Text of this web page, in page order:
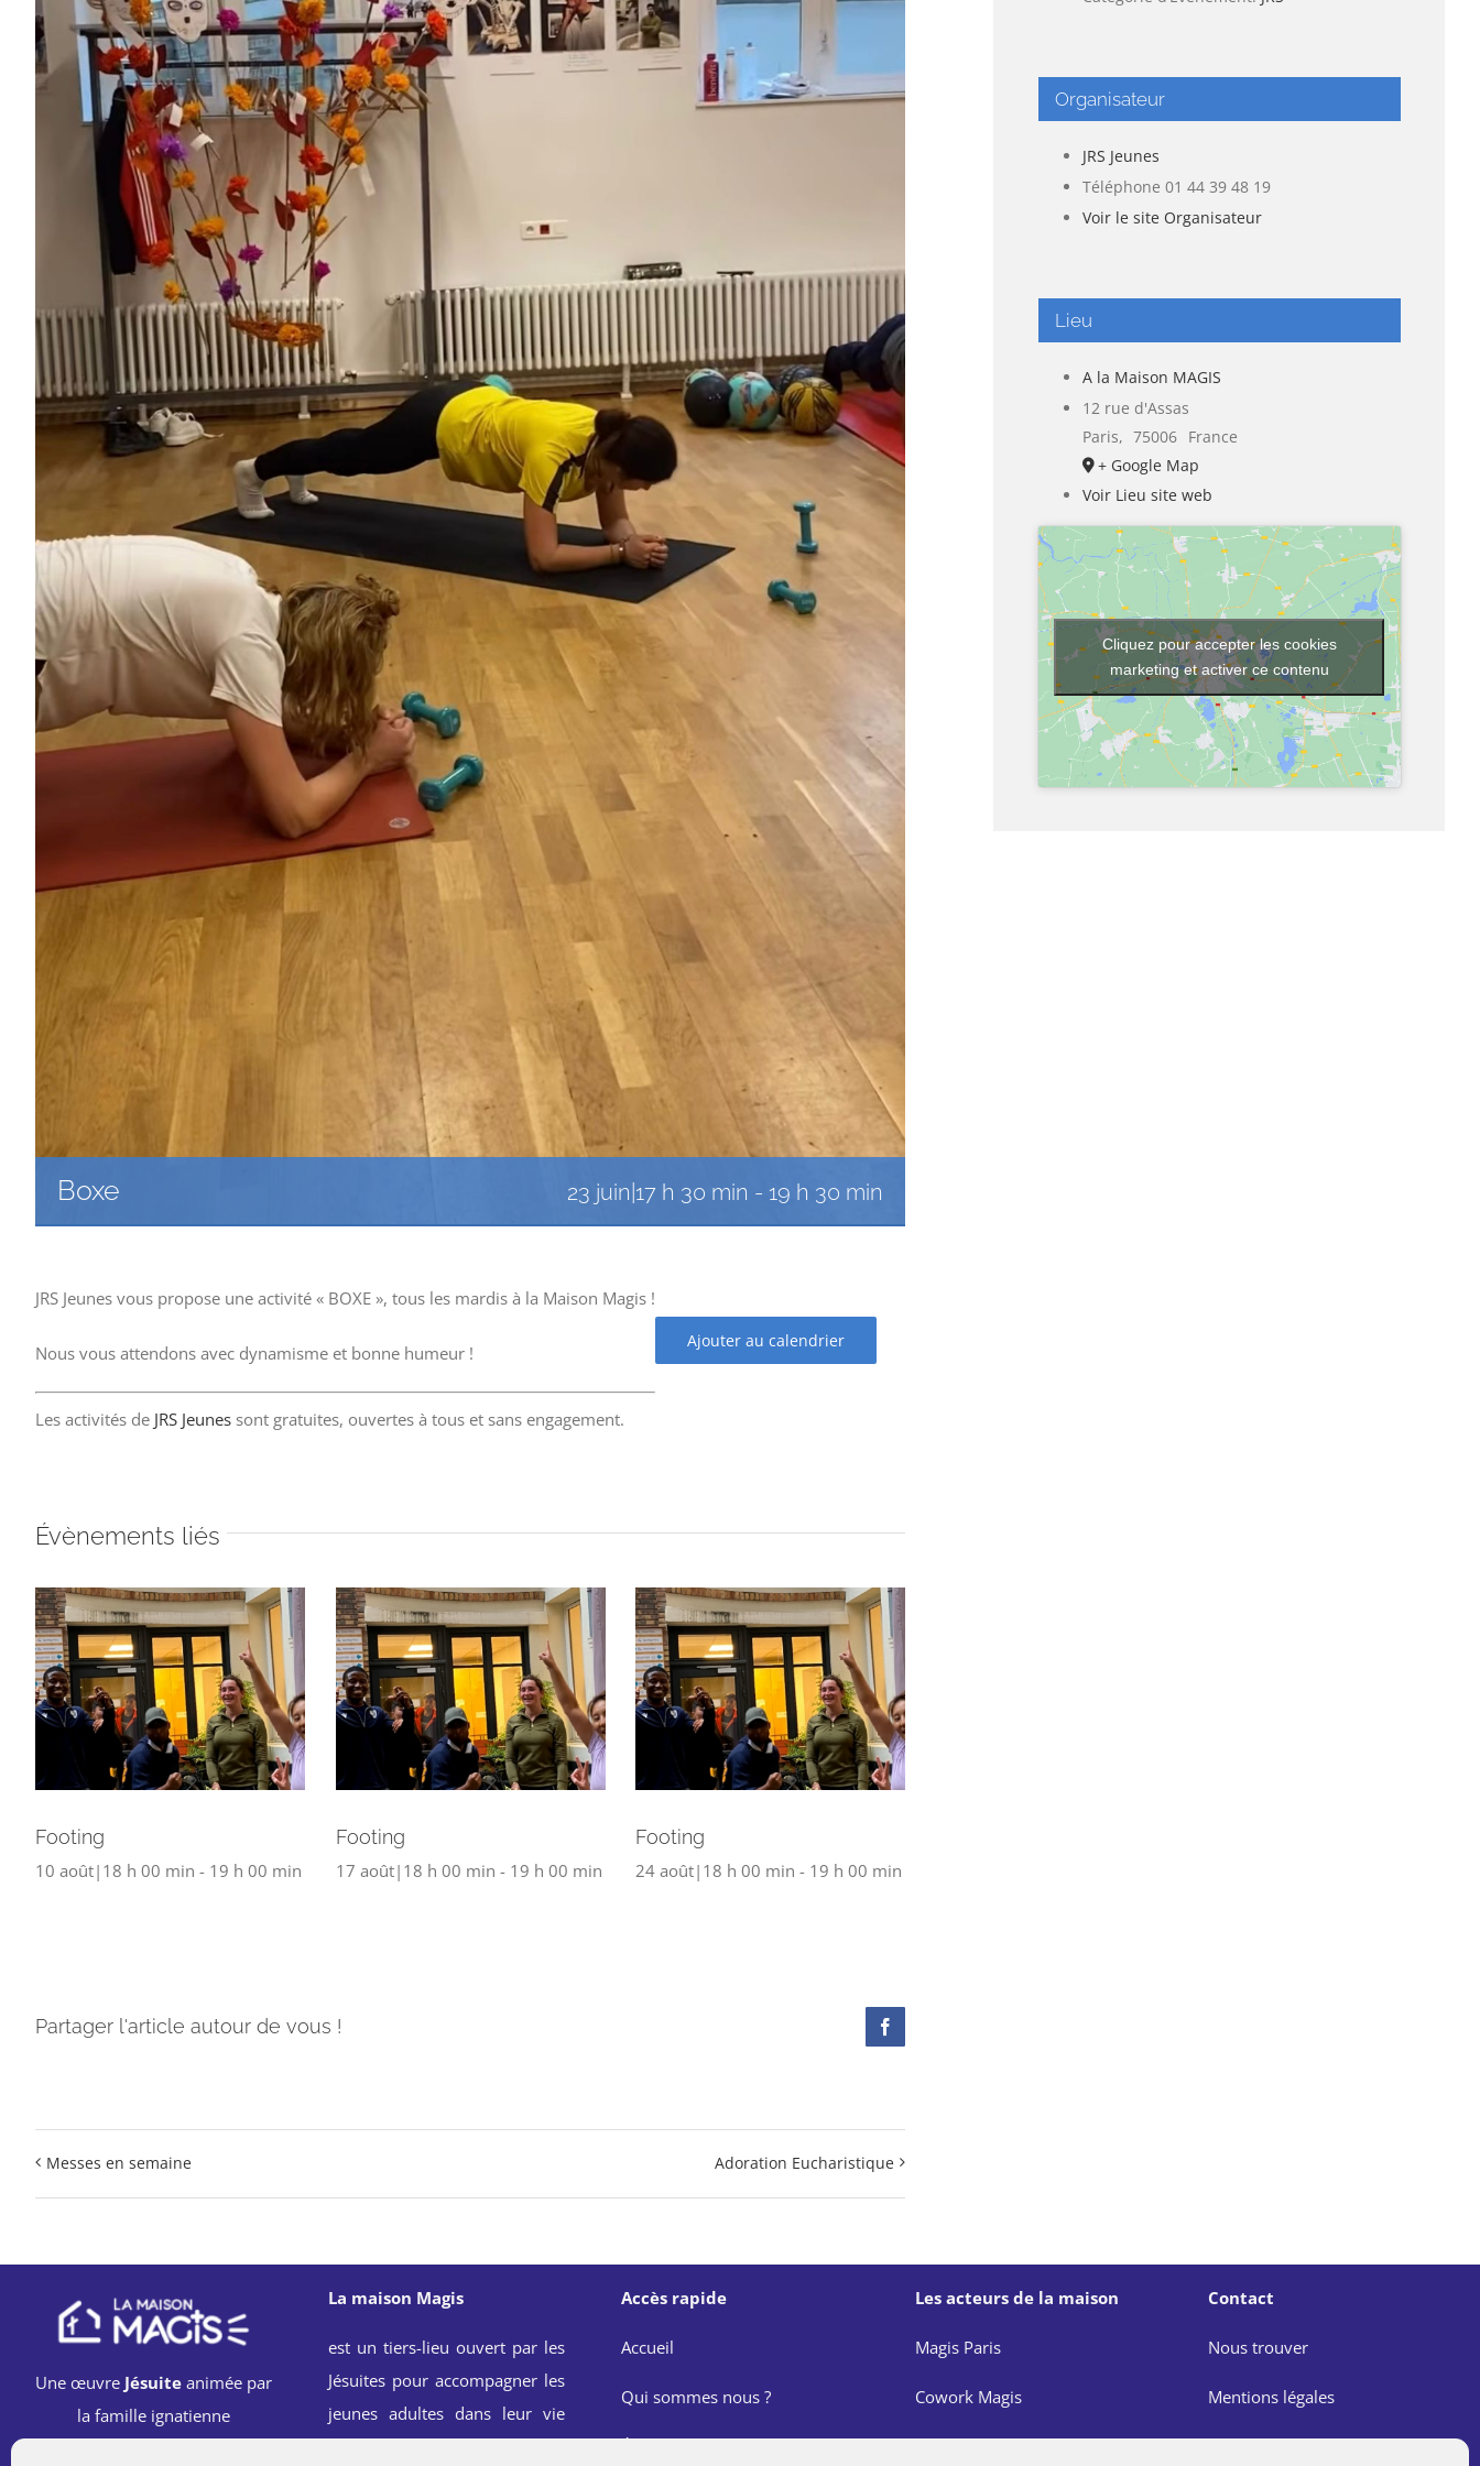
Boxe 23 juin|17 h 30 min - 19 h 30 min
JRS Jeunes vous propose une activité « BOXE », tous les mardis à la Maison Magis !
Nous vous attendons avec dynamisme et bonne humeur !
Les activités de JRS Jeunes sont gratuites, ouvertes à tous et sans engagement.
Ajouter au calendrier
Évènements liés
Footing
10 août|18 h 00 min - 19 h 00 min
Footing
17 août|18 h 00 min - 19 h 00 min
Footing
24 août|18 h 00 min - 19 h 00 min
Partager l'article autour de vous ! Facebook
Messes en semaine Adoration Eucharistique
Organisateur
JRS Jeunes
Téléphone 01 44 39 48 19
Voir le site Organisateur
Lieu
A la Maison MAGIS
12 rue d'Assas
Paris, 75006 France
+ Google Map
Voir Lieu site web
Cliquez pour accepter les cookies
marketing et activer ce contenu
Une œuvre Jésuiteanimée par
la famille ignatienne
La maison Magis
est un tiers-lieu ouvert par les
Jésuites pour accompagner les
jeunes adultes dans leur vie
Accès rapide
Accueil
Qui sommes nous ?
Les acteurs de la maison
Magis Paris
Cowork Magis
Contact
Nous trouver
Mentions légales